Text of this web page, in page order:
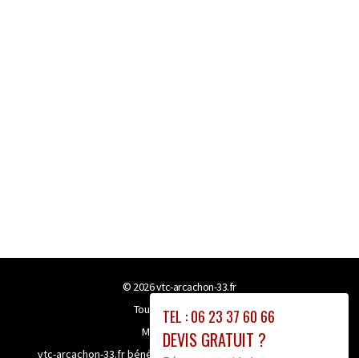
TEL : 06 23 37 60 66
DEVIS GRATUIT ?
© 2026vtc-arcachon-33.fr
Tous droits réservés
Mentions légales
vtc-arcachon-33.fr bénéficie de la technologie